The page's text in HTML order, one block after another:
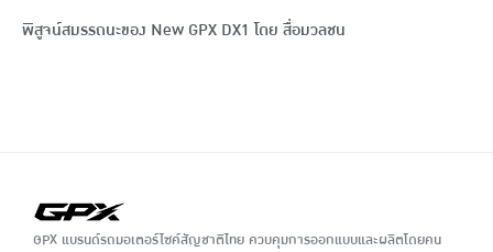
พิสูจน์สมรรถนะของ New GPX DX1 โดย สื่อมวลชน
GPX แบรนด์รถมอเตอร์ไซค์สัญชาติไทย ควบคุมการออกแบบและผลิตโดยคน